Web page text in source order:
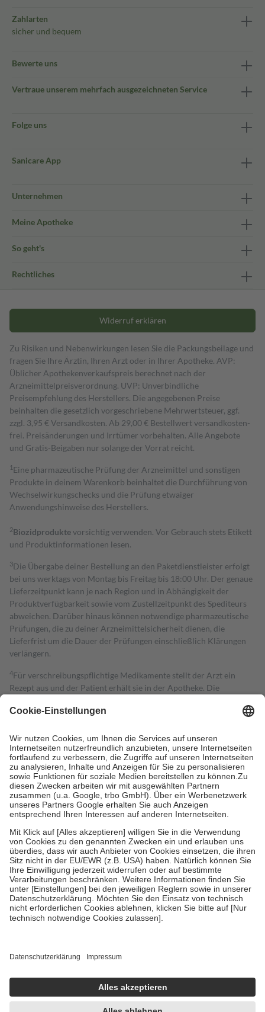
Zahlarten
sicher und bequem
Bewerte uns
Vertraue unserem mehrfach ausgezeichneten Service
Folge uns
Sanicare App
Unternehmen
Meine Apotheke
So geht's
Rechtliches
Widerruf erklären
Zu Risiken und Nebenwirkungen lesen Sie die Packungsbeilage und
fragen Sie Ihre Ärztin, Ihren Arzt oder in Ihrer Apotheke. AVP:
Üblicher Apothekenverkaufspreis berechnet nach der
Arzneimittelpreisverordnung. UVP: Unverbindliche
Preisempfehlung des Herstellers. Die angegebenen Preise
beinhalten die gesetzlich vorgeschriebene Mehrwertsteuer, ggf.
zzgl. 3,95 € Versandkosten. Ab 29,00 € Bestell­wert versand­kosten­
frei. Preisänderungen und Irrtümer vorbehalten. Alle Angebote
und Gratis-Beigaben nur solange der Vorrat reicht.
1 Eine pharmazeutische Prüfung der Arzneimittel und sonstigen
Produkte in deinem Warenkorb beinhaltet die Durchführung von
Wechselwirkungschecks und die Prüfung etwaiger
Anwendungshinweise des Herstellers.
2Biozidproduktevorsichtig verwenden. Vor Gebrauch stets Etikett
und Produktinformationen lesen.
3Die Übergabe deiner Bestellung an den Paketdienstleister erfolgt
bei uns werktags von Montag bis Freitag bis 18:00 Uhr. Der genaue
Lieferzeitpunkt kann je nach Region und in Abhängigkeit der
Produktverfügbarkeit sowie vom Zustellzeitpunkt des Spediteurs
abweichen. Darüber hinaus können notwendige pharmazeutische
Prüfungen, die zu deiner Arzneimittelsicherheit dienen, die
Lieferfrist um die Dauer der Prüfungen einschließlich Klärungen
verlängern.
4Für verschreibungspflichtige Medikamente stellt der Arzt ein
Rezept aus und der Patient erhält sie in der Apotheke. Die
Kosten dafür, der Versicherte trägt einen Teil davon als Zuzahlung
Grundsätzlich leisten Mitglieder Zuzahlungen in Höhe von zehn
Prozent des Abgabepreises,mindestensjedochfünf Euround
höchstens zehn Euro.Es sind jedoch nie mehr als die tatsächlichen
Kosten der Leistung zu entrichten.
Diese Regeln gelten grundsätzlich auch für Online-Apotheken.
Bei Heilmitteln und häuslicher Krankenpflege beträgt die
Zuzahlung zehn Prozent der Kosten sowie zehn Euro je
Um das Engagement der Versicherten für ihre eigene Gesundheit zu
stärken und die besondere Stellung der Familie zu unterstützen,
fallenkeine Zuzahlungen an bei:
• Kindern und Jugendlichen bis zum vollendeten 18. Lebensjahr
mit Ausnahme der Fahrkosten
• Untersuchungen zur Vorsorge und Früherkennung, die von der
GKV getragen werden
• empfohlenen Schutzimpfungen
Wir nutzen Trusted Shops als unabhängigen Dienstleister für die
getroffen, um sicherzustellen, dass es sich um echte Bewertungen
handelt. Mehr Informationen findest du hier:
https://help.etrusted.com/hc/de/articles/4419944605341